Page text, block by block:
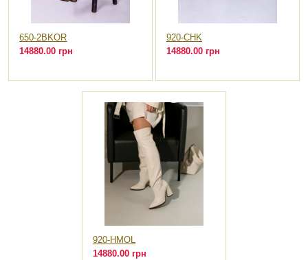
650-2BKOR
14880.00 грн
920-CHK
14880.00 грн
920-HMOL
14880.00 грн